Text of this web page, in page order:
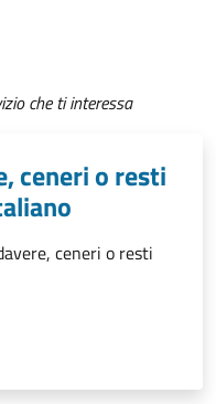
che ti interessa
ceneri o resti
ceneri o resti